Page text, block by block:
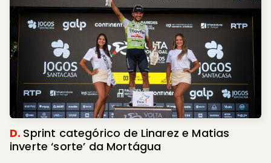
D. Sprint categórico de Linarez e Matias
inverte ‘sorte’ da Mortágua